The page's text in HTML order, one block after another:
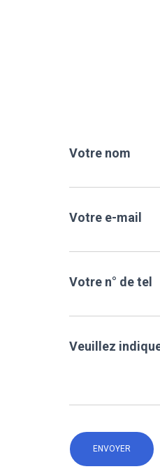
Votre nom
Votre e-mail
Votre n° de tel
Veuillez